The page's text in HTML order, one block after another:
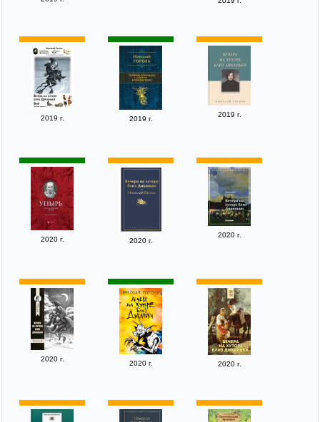
2019 г. 2019 г.
2019 г.
2020 г. 2020 г.
2020 г.
2020 г.
2020 г. 2020 г.